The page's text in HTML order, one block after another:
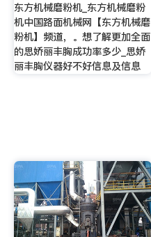
东方机械磨粉机_东方机械磨粉
机中国路面机械网【东方机械磨
粉机】频道，。想了解更加全面
的思娇丽丰胸成功率多少_思娇
丽丰胸仪器好不好信息及信息